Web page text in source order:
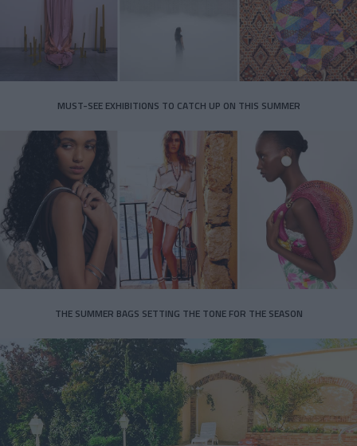
MUST-SEE EXHIBITIONS TO CATCH UP ON THIS SUMMER
THE SUMMER BAGS SETTING THE TONE FOR THE SEASON